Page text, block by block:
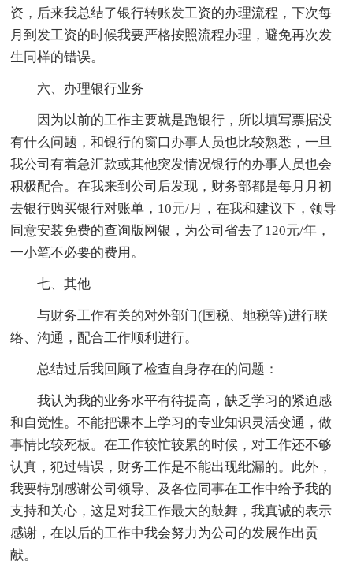
资，后来我总结了银行转账发工资的办理流程，下次每
月到发工资的时候我要严格按照流程办理，避免再次发
生同样的错误。
六、办理银行业务
因为以前的工作主要就是跑银行，所以填写票据没
有什么问题，和银行的窗口办事人员也比较熟悉，一旦
我公司有着急汇款或其他突发情况银行的办事人员也会
积极配合。在我来到公司后发现，财务部都是每月月初
去银行购买银行对账单，10元/月，在我和建议下，领导
同意安装免费的查询版网银，为公司省去了120元/年，
一小笔不必要的费用。
七、其他
与财务工作有关的对外部门(国税、地税等)进行联
络、沟通，配合工作顺利进行。
总结过后我回顾了检查自身存在的问题：
我认为我的业务水平有待提高，缺乏学习的紧迫感
和自觉性。不能把课本上学习的专业知识灵活变通，做
事情比较死板。在工作较忙较累的时候，对工作还不够
认真，犯过错误，财务工作是不能出现纰漏的。此外，
我要特别感谢公司领导、及各位同事在工作中给予我的
支持和关心，这是对我工作最大的鼓舞，我真诚的表示
感谢，在以后的工作中我会努力为公司的发展作出贡
献。